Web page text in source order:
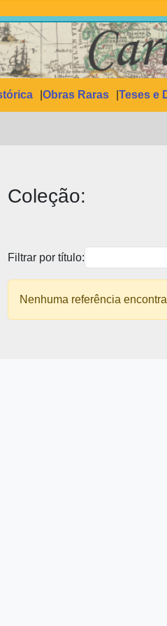
Obras Raras Teses e
Coleção:
Filtrar por título:
Nenhuma referência